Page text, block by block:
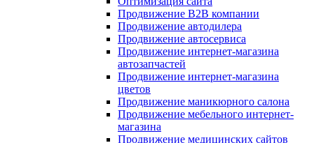
Продвижение B2B компании
Продвижение автодилера
Продвижение автосервиса
Продвижение интернет-магазина
автозапчастей
Продвижение интернет-магазина
цветов
Продвижение маникюрного салона
Продвижение мебельного интернет-
магазина
Продвижение медицинских сайтов